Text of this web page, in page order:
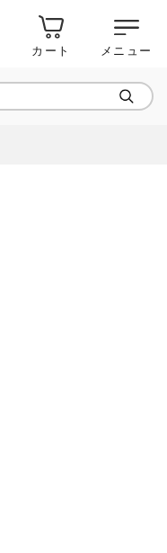
カート メニュー